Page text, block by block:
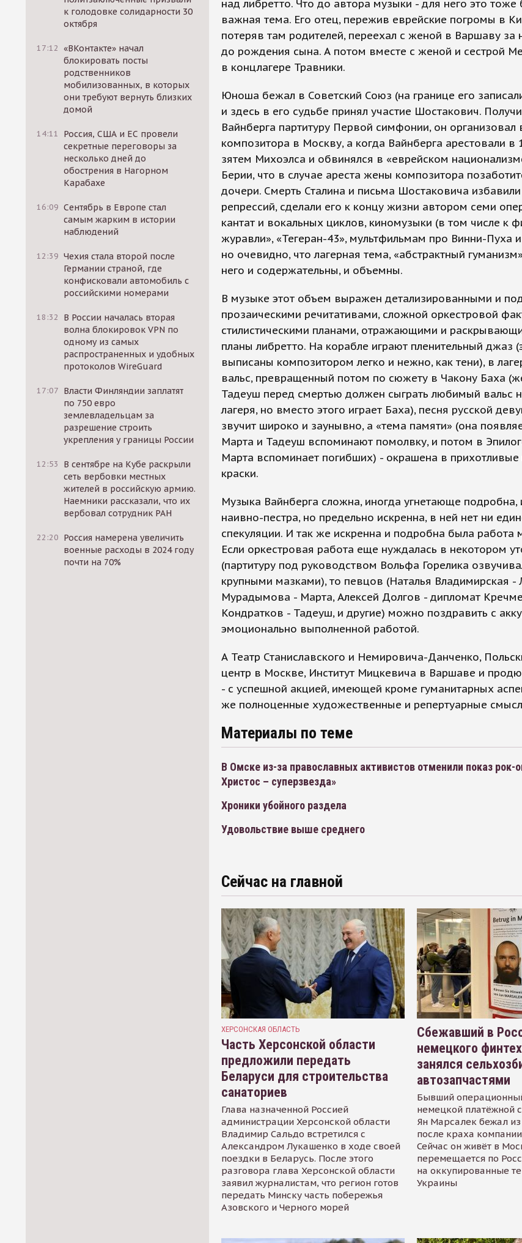
к голодовке солидарности 30
октября
17:12 «ВКонтакте» начал
блокировать посты
родственников
мобилизованных, в которых
они требуют вернуть близких
домой
14:11
Россия, США и ЕС провели
секретные переговоры за
несколько дней до
обострения в Нагорном
Карабахе
16:09 Сентябрь в Европе стал
самым жарким в истории
наблюдений
12:39 Чехия стала второй после
Германии страной, где
конфисковали автомобиль с
российскими номерами
18:32
В России началась вторая
волна блокировок VPN по
одному из самых
распространенных и удобных
протоколов WireGuard
17:07 Власти Финляндии заплатят
по 750 евро
землевладельцам за
разрешение строить
укрепления у границы России
12:53
В сентябре на Кубе раскрыли
сеть вербовки местных
жителей в российскую армию.
Наемники рассказали, что их
вербовал сотрудник РАН
22:20 Россия намерена увеличить
военные расходы в 2024 году
почти на 70%
над либретто. Что до автора музыки - для него это тоже
важная тема. Его отец, пережив еврейские погромы в
потеряв там родителей, переехал с женой в Варшаву за
до рождения сына. А потом вместе с женой и сестрой
в концлагере Травники.
Юноша бежал в Советский Союз (на границе его
и здесь в его судьбе принял участие Шостакович.
Вайнберга партитуру Первой симфонии, он организовал
композитора в Москву, а когда Вайнберга арестовали
зятем Михоэлса и обвинялся в «еврейском
Берии, что в случае ареста жены композитора
дочери. Смерть Сталина и письма Шостаковича
репрессий, сделали его к концу жизни автором семи
кантат и вокальных циклов, киномузыки (в том числе к
журавли», «Тегеран-43», мультфильмам про Винни-Пуха
но очевидно, что лагерная тема, «абстрактный
него и содержательны, и объемны.
В музыке этот объем выражен детализированными и
прозаическими речитативами, сложной оркестровой
стилистическими планами, отражающими и
планы либретто. На корабле играют пленительный джаз
выписаны композитором легко и нежно, как тени), в
вальс, превращенный потом по сюжету в Чакону Баха
Тадеуш перед смертью должен сыграть любимый вальс
лагеря, но вместо этого играет Баха), песня русской
звучит широко и заунывно, а «тема памяти» (она
Марта и Тадеуш вспоминают помолвку, и потом в
Марта вспоминает погибших) - окрашена в прихотливые
краски.
Музыка Вайнберга сложна, иногда угнетающе подробна,
наивно-пестра, но предельно искренна, в ней нет ни
спекуляции. И так же искренна и подробна была работа
Если оркестровая работа еще нуждалась в некотором
(партитуру под руководством Вольфа Горелика
крупными мазками), то певцов (Наталья Владимирская -
Мурадымова - Марта, Алексей Долгов - дипломат
Кондратков - Тадеуш, и другие) можно поздравить с
эмоционально выполненной работой.
А Театр Станиславского и Немировича-Данченко,
центр в Москве, Институт Мицкевича в Варшаве и
- с успешной акцией, имеющей кроме гуманитарных
же полноценные художественные и репертуарные
Материалы по теме
В Омске из-за православных активистов отменили показ рок-
Христос – суперзвезда»
Хроники убойного раздела
Удовольствие выше среднего
Сейчас на главной
ХЕРСОНСКАЯ ОБЛАСТЬ
Часть Херсонской области
предложили передать
Беларуси для строительства
санаториев
Глава назначенной Россией
администрации Херсонской области
Владимир Сальдо встретился с
Александром Лукашенко в ходе своей
поездки в Беларусь. После этого
разговора глава Херсонской области
заявил журналистам, что регион готов
передать Минску часть побережья
Азовского и Черного морей
Сбежавший в
немецкого
занялся
автозапчастями
Бывший
немецкой платёжной
Ян Марсалек бежал
после краха
Сейчас он живёт в
перемещается по
на оккупированные
Украины